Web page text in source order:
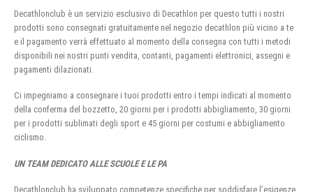
Decathlonclub è un servizio esclusivo di Decathlon per questo tutti i nostri
prodotti sono consegnati gratuitamente nel negozio decathlon più vicino a te
e il pagamento verrà effettuato al momento della consegna con tutti i metodi
disponibili nei nostri punti vendita, contanti, pagamenti elettronici, assegni e
pagamenti dilazionati.
Ci impegniamo a consegnare i tuoi prodotti entro i tempi indicati al momento
della conferma del bozzetto, 20 giorni per i prodotti abbigliamento, 30 giorni
per i prodotti sublimati degli sport e 45 giorni per costumi e abbigliamento
ciclismo.
UN TEAM DEDICATO ALLE SCUOLE E LE PA
Decathlonclub ha sviluppato competenze specifiche per soddisfare l’esigenze